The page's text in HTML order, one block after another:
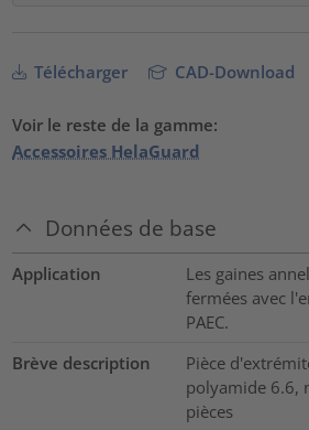
Télécharger CAD-Download
Voir le reste de la gamme:
Accessoires HelaGuard
Données de base
Application
Les gaines
fermées avec
PAEC.
Brève description
Pièce
polyamide 6.6,
pièces